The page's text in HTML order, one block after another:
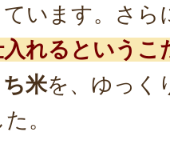
います。さら
れるというこ
米を、ゆっく
。